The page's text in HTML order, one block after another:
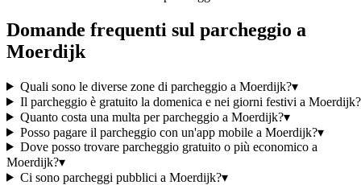
Domande frequenti sul parcheggio a
Moerdijk
Quali sono le diverse zone di parcheggio a Moerdijk?▾
Il parcheggio è gratuito la domenica e nei giorni festivi a Moerdijk?
Quanto costa una multa per parcheggio a Moerdijk?▾
Posso pagare il parcheggio con un'app mobile a Moerdijk?▾
Dove posso trovare parcheggio gratuito o più economico a
Moerdijk?▾
Ci sono parcheggi pubblici a Moerdijk?▾